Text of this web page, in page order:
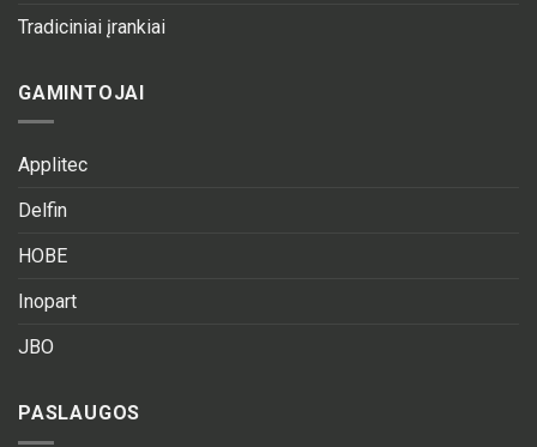
Tradiciniai įrankiai
GAMINTOJAI
Applitec
Delfin
HOBE
Inopart
JBO
PASLAUGOS